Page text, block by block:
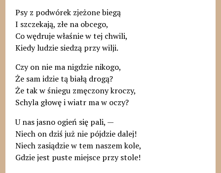
Psy z podwórek zjeżone biegą
I szczekają, złe na obcego,
Co wędruje właśnie w tej chwili,
Kiedy ludzie siedzą przy wilji.
Czy on nie ma nigdzie nikogo,
Że sam idzie tą białą drogą?
Że tak w śniegu zmęczony kroczy,
Schyla głowę i wiatr ma w oczy?
U nas jasno ogień się pali, —
Niech on dziś już nie pójdzie dalej!
Niech zasiądzie w tem naszem kole,
Gdzie jest puste miejsce przy stole!